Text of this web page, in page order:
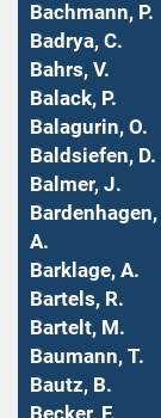
Bachmann, P.
Badrya, C.
Bahrs, V.
Balack, P.
Balagurin, O.
Baldsiefen, D.
Balmer, J.
Bardenhagen,
A.
Barklage, A.
Bartels, R.
Bartelt, M.
Baumann, T.
Bautz, B.
Becker, F.